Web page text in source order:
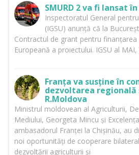
SMURD 2 va fi lansat
Inspectoratul General
(IGSU) anunță că la
Contractul de grant pentru
Europeană a proiectului. IGSU al MAI,
Franța va susține în
dezvoltarea
R.Moldova
Ministrul moldovean al Agriculturii,
Mediului, Georgeta Mincu și
ambasadorul Franței la Chișinău, au
noi oportunități de cooperare
dezvoltării agriculturii și